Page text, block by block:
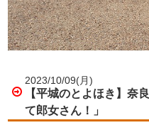
2023/10/09(月)
【平城のとよほき】奈
て郎女さん！」